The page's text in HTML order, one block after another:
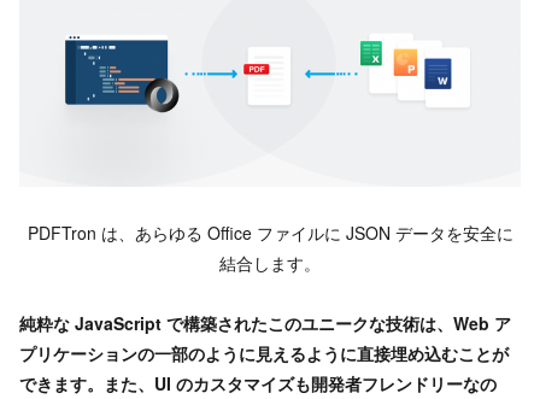
PDFTron は、あらゆる Office ファイルに JSON データを安全に
結合します。
純粋な JavaScript で構築されたこのユニークな技術は、Web ア
プリケーションの一部のように見えるように直接埋め込むことが
できます。また、UI のカスタマイズも開発者フレンドリーなの